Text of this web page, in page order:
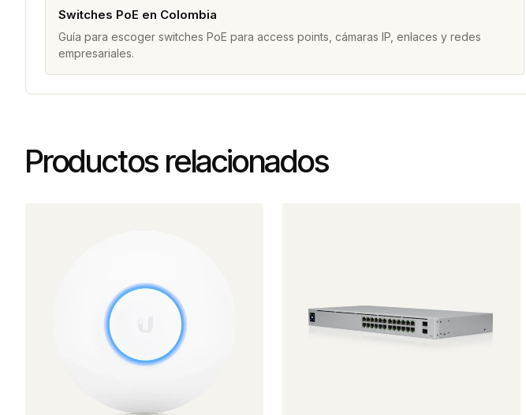
Switches PoE en Colombia
Guía para escoger switches PoE para access points, cámaras IP, enlaces y redes
empresariales.
Productos relacionados